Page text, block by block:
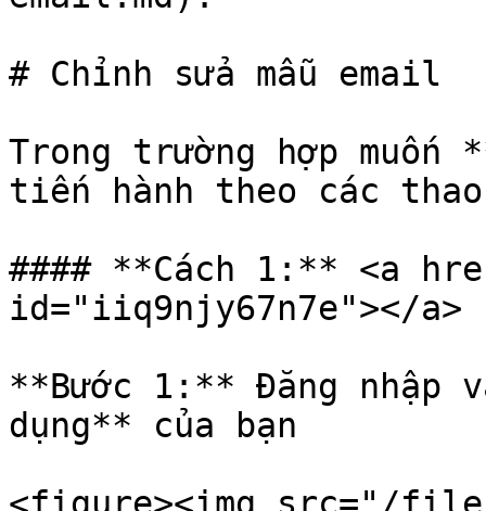
# Chỉnh sửa mẫu email
Trong trường hợp muốn
tiến hành theo các
#### **Cách 1:** <a
id="iiq9njy67n7e"></a>
**Bước 1:** Đăng nhập
dụng** của bạn